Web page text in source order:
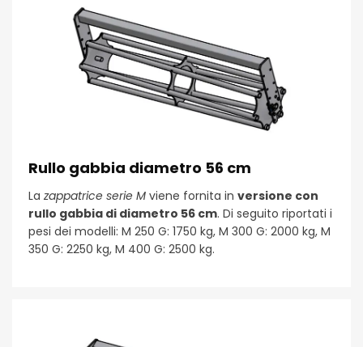
Rullo gabbia diametro 56 cm
La zappatrice serie M viene fornita in versione con
rullo gabbia di diametro 56 cm. Di seguito riportati i
pesi dei modelli: M 250 G: 1750 kg, M 300 G: 2000 kg, M
350 G: 2250 kg, M 400 G: 2500 kg.